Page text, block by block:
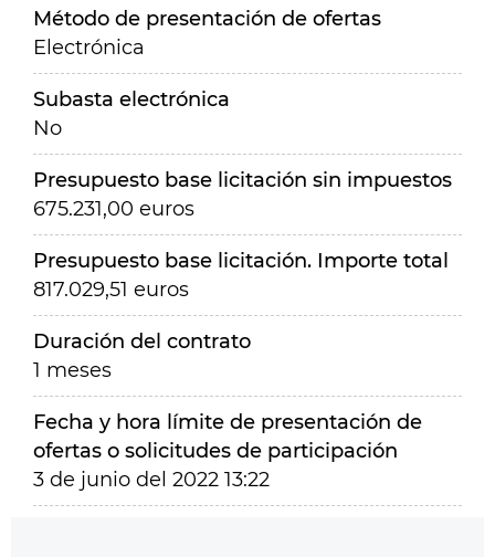
Método de presentación de ofertas
Electrónica
Subasta electrónica
No
Presupuesto base licitación sin impuestos
675.231,00 euros
Presupuesto base licitación. Importe total
817.029,51 euros
Duración del contrato
1 meses
Fecha y hora límite de presentación de
ofertas o solicitudes de participación
3 de junio del 2022 13:22